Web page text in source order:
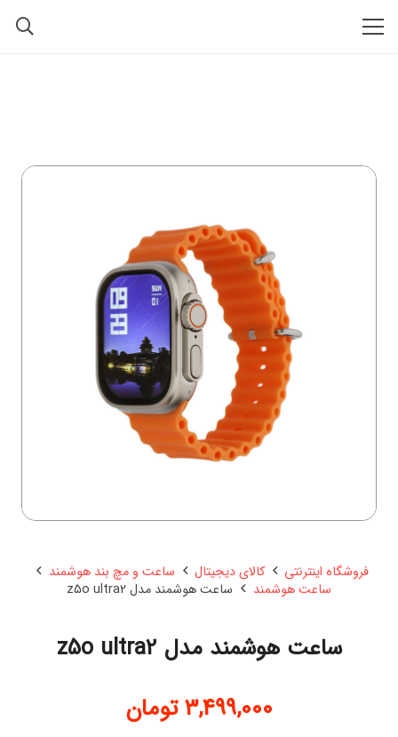
فروشگاه اینترنتی کالای دیجیتال
ساعت و مچ بند هوشمند
ساعت هوشمند
ساعت هوشمند مدل z5o ultra2
ساعت هوشمند مدل z5o ultra2
3,499,000 تومان